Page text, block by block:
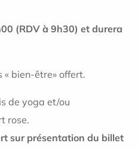
(RDV à 9h30) et durera
« bien-être» offert.
de yoga et/ou
rose.
sur présentation du billet